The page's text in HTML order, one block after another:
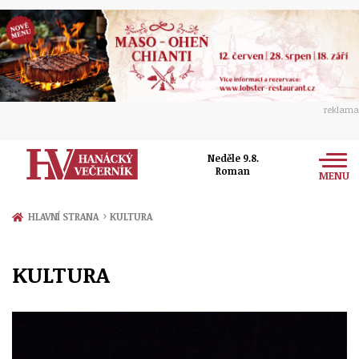
reklama
Neděle 9.8.
Roman
MENU
Zprávy
Politika
Kultura
Společnost
HLAVNÍ STRANA › KULTURA
KULTURA